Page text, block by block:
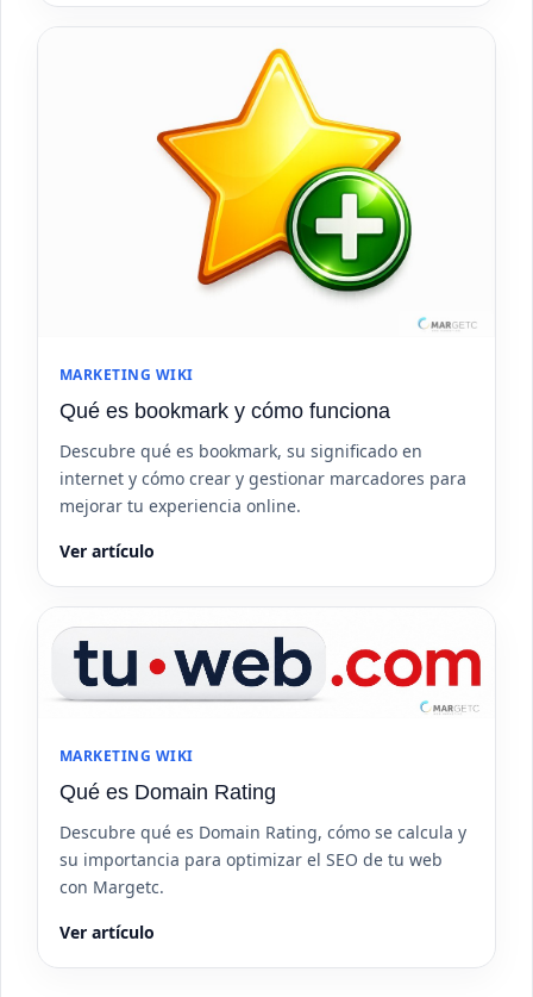
MARKETING WIKI
Qué es bookmark y cómo funciona
Descubre qué es bookmark, su significado en
internet y cómo crear y gestionar marcadores para
mejorar tu experiencia online.
Ver artículo
MARKETING WIKI
Qué es Domain Rating
Descubre qué es Domain Rating, cómo se calcula y
su importancia para optimizar el SEO de tu web
con Margetc.
Ver artículo